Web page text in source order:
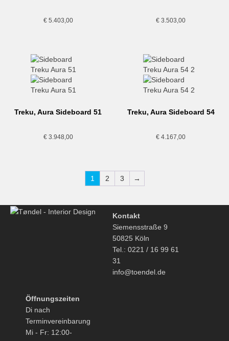
€5.403,00 € 3.503,00
Treku, Aura Sideboard 51
€3.948,00
Treku, Aura Sideboard 54
€ 4.167,00
1 2 3 →
Kontakt
Siemensstraße 9
50825 Köln
Tel.: 0221 / 16 99 61
31
info@toendel.de
Öffnungszeiten
Di nach
Terminvereinbarung
Mi - Fr: 12:00-